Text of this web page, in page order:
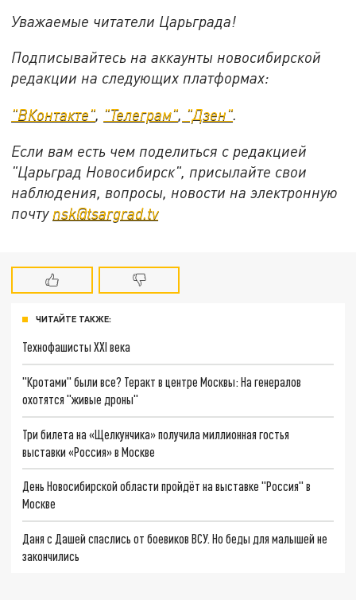
Уважаемые читатели Царьграда!
Подписывайтесь на аккаунты новосибирской
редакции на следующих платформах:
"ВКонтакте", "Телеграм", "Дзен".
Если вам есть чем поделиться с редакцией
"Царьград Новосибирск", присылайте свои
наблюдения, вопросы, новости на электронную
почту nsk@tsargrad.tv
ЧИТАЙТЕ ТАКЖЕ:
Технофашисты XXI века
"Кротами" были все? Теракт в центре Москвы: На генералов
охотятся "живые дроны"
Три билета на «Щелкунчика» получила миллионная гостья
выставки «Россия» в Москве
День Новосибирской области пройдёт на выставке "Россия" в
Москве
Даня с Дашей спаслись от боевиков ВСУ. Но беды для малышей не
закончились